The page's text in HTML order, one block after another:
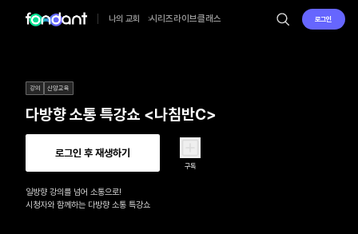
나의 교회 시리즈라이브클래스 로그인
강의 신앙교육
다방향 소통 특강쇼 <나침반C>
로그인 후 재생하기
구독
일방향 강의를 넘어 소통으로!
시청자와 함께하는 다방향 소통 특강쇼